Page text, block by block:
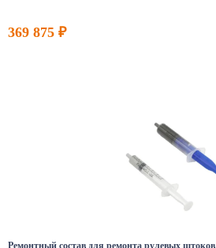
369 875 ₽
Ремонтный состав для ремонта рулевых штоков